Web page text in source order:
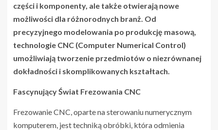
części i komponenty, ale także otwierają nowe
możliwości dla różnorodnych branż. Od
precyzyjnego modelowania po produkcję masową,
technologie CNC (Computer Numerical Control)
umożliwiają tworzenie przedmiotów o niezrównanej
dokładności i skomplikowanych kształtach.
Fascynujący Świat Frezowania CNC
Frezowanie CNC, oparte na sterowaniu numerycznym
komputerem, jest techniką obróbki, która odmienia